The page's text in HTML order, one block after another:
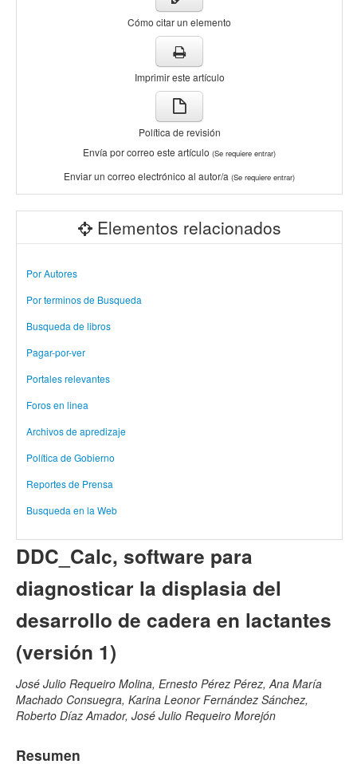
Cómo citar un elemento
Imprimir este artículo
Política de revisión
Envía por correo este artículo (Se requiere entrar)
Enviar un correo electrónico al autor/a (Se requiere entrar)
Elementos relacionados
Por Autores
Por terminos de Busqueda
Busqueda de libros
Pagar-por-ver
Portales relevantes
Foros en linea
Archivos de apredizaje
Política de Gobierno
Reportes de Prensa
Busqueda en la Web
DDC_Calc, software para
diagnosticar la displasia del
desarrollo de cadera en lactantes
(versión 1)
José Julio Requeiro Molina, Ernesto Pérez Pérez, Ana María
Machado Consuegra, Karina Leonor Fernández Sánchez,
Roberto Díaz Amador, José Julio Requeiro Morejón
Resumen